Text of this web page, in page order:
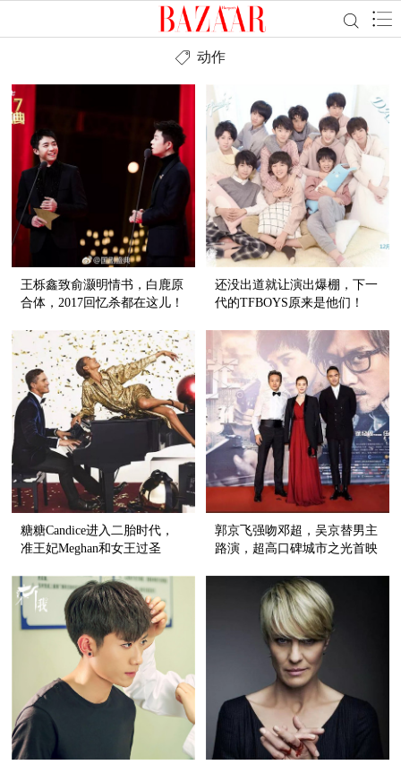
动作
王栎鑫致俞灏明情书，白鹿原
合体，2017回忆杀都在这儿！
还没出道就让演出爆棚，下一
代的TFBOYS原来是他们！
糖糖Candice进入二胎时代，
准王妃Meghan和女王过圣
没？【芭九不离时髦】
郭京飞强吻邓超，吴京替男主
路演，超高口碑城市之光首映